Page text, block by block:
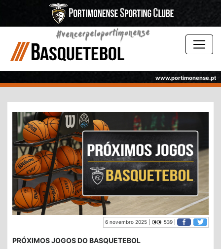
www.portimonense.pt
6 novembro 2025 | 539 |
PRÓXIMOS JOGOS DO BASQUETEBOL